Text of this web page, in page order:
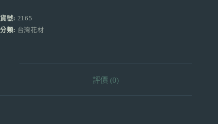
白
產
貨號: 2165
分類: 台灣花材
評價 (0)